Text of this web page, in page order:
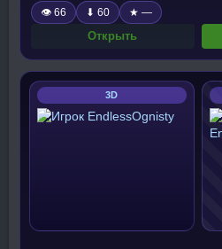
👁 66 ⬇ 60 ★ —
Открыть
3D